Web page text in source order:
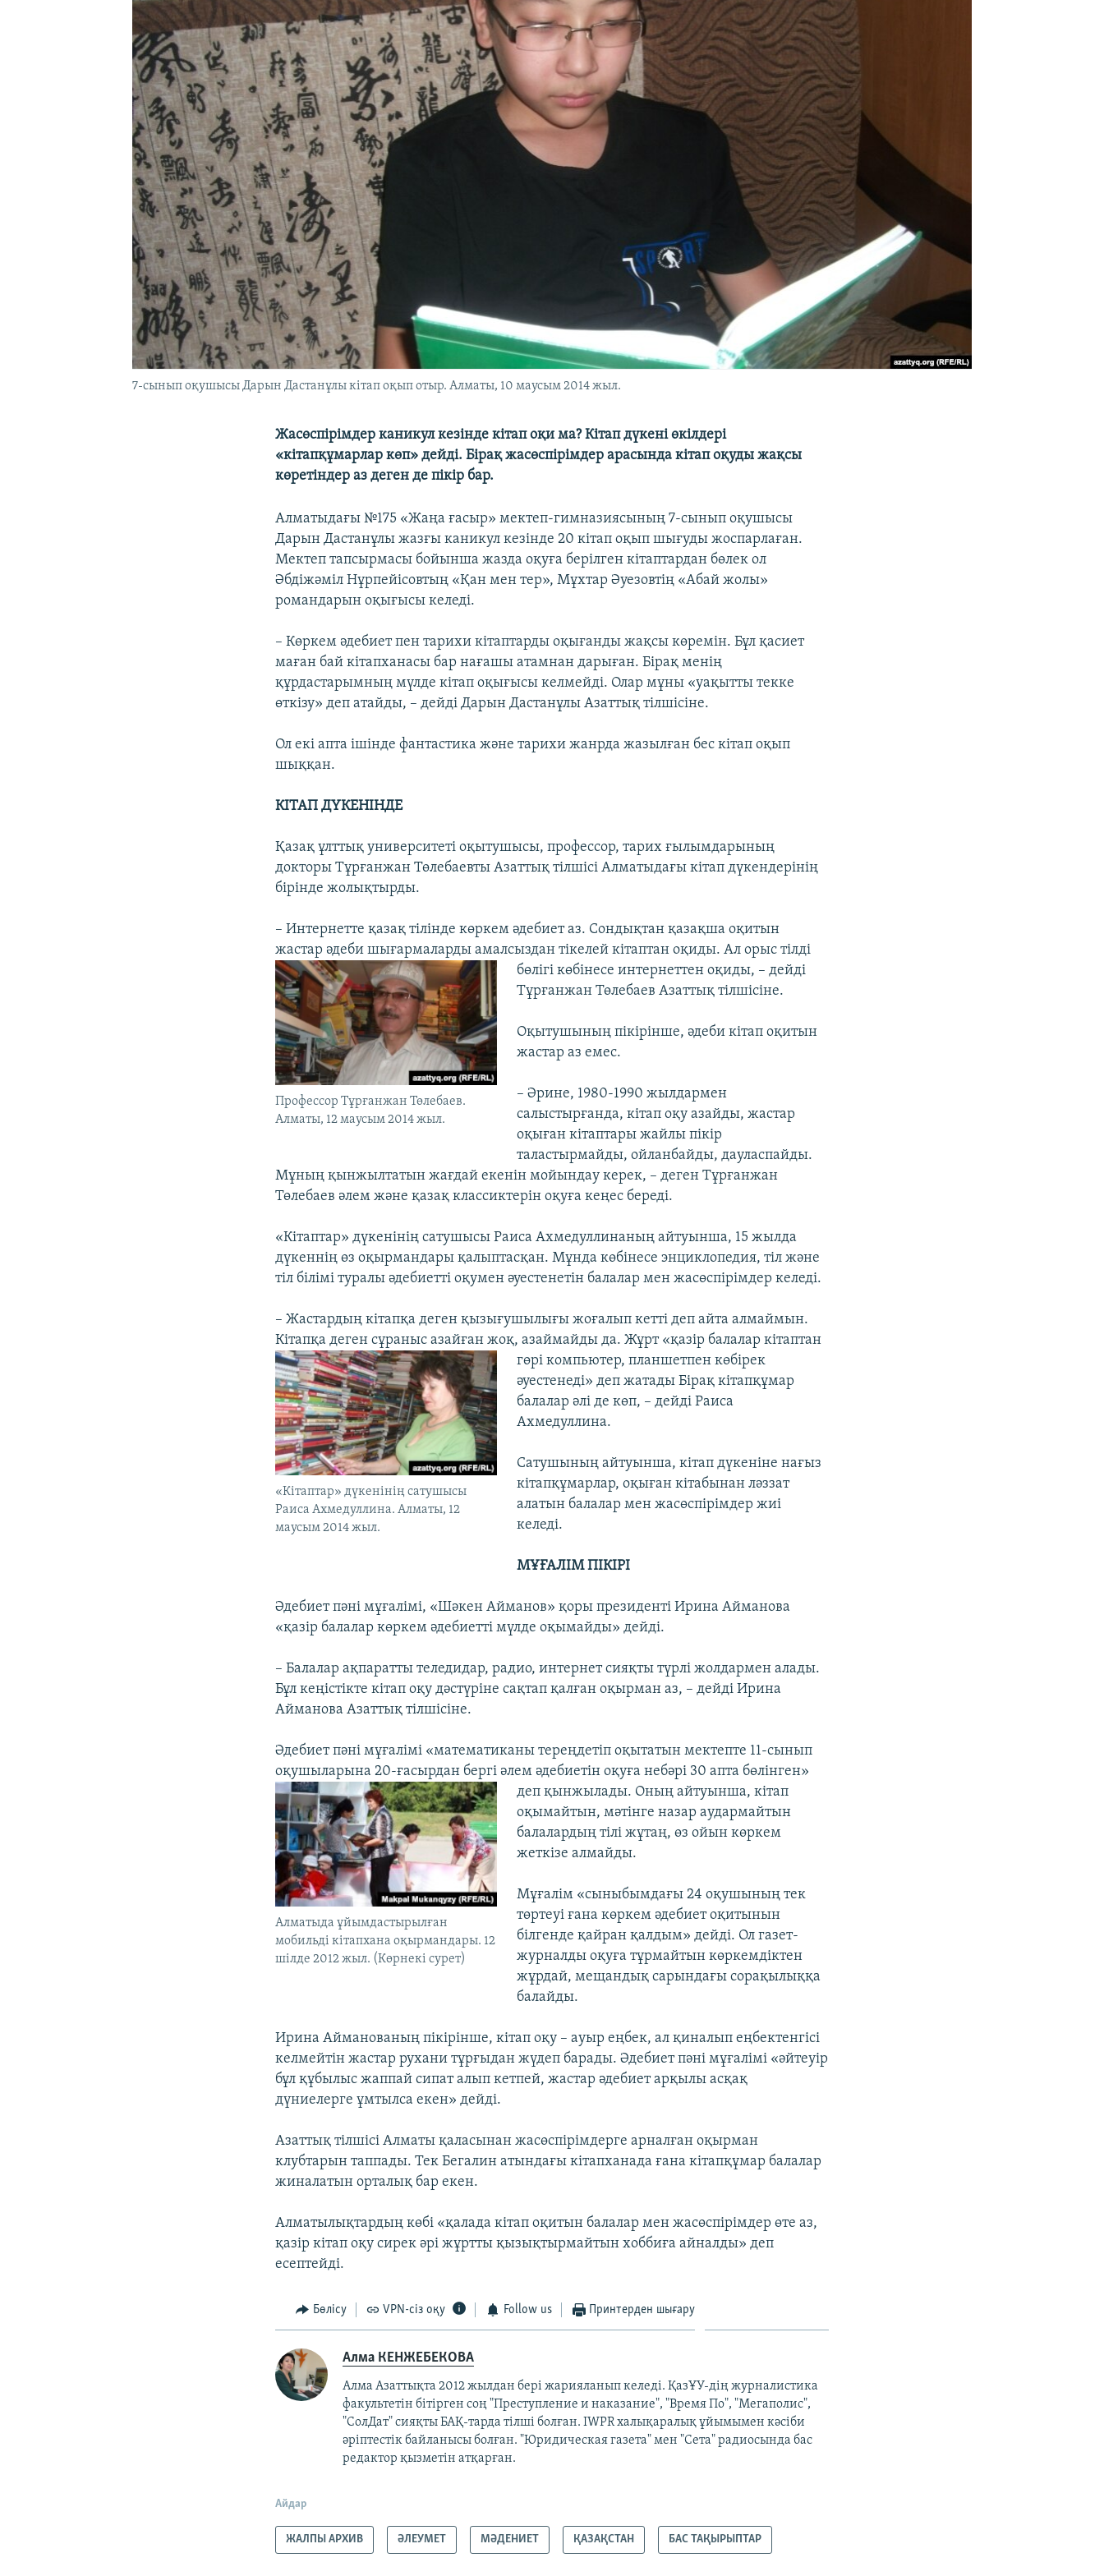
7-сынып оқушысы Дарын Дастанұлы кітап оқып отыр. Алматы, 10 маусым 2014 жыл.
Жасөспірімдер каникул кезінде кітап оқи ма? Кітап дүкені өкілдері
«кітапқұмарлар көп» дейді. Бірақ жасөспірімдер арасында кітап оқуды жақсы
көретіндер аз деген де пікір бар.
Алматыдағы №175 «Жаңа ғасыр» мектеп-гимназиясының 7-сынып оқушысы
Дарын Дастанұлы жазғы каникул кезінде 20 кітап оқып шығуды жоспарлаған.
Мектеп тапсырмасы бойынша жазда оқуға берілген кітаптардан бөлек ол
Әбдіжәміл Нұрпейісовтың «Қан мен тер», Мұхтар Әуезовтің «Абай жолы»
романдарын оқығысы келеді.
– Көркем әдебиет пен тарихи кітаптарды оқығанды жақсы көремін. Бұл қасиет
маған бай кітапханасы бар нағашы атамнан дарыған. Бірақ менің
құрдастарымның мүлде кітап оқығысы келмейді. Олар мұны «уақытты текке
өткізу» деп атайды, – дейді Дарын Дастанұлы Азаттық тілшісіне.
Ол екі апта ішінде фантастика және тарихи жанрда жазылған бес кітап оқып
шыққан.
КІТАП ДҮКЕНІНДЕ
Қазақ ұлттық университеті оқытушысы, профессор, тарих ғылымдарының
докторы Тұрғанжан Төлебаевты Азаттық тілшісі Алматыдағы кітап дүкендерінің
бірінде жолықтырды.
– Интернетте қазақ тілінде көркем әдебиет аз. Сондықтан қазақша оқитын
жастар әдеби шығармаларды амалсыздан тікелей кітаптан оқиды. Ал орыс тілді
бөлігі
Профессор Тұрғанжан Төлебаев.
Алматы, 12 маусым 2014 жыл.
көбінесе интернеттен оқиды, – дейді
Тұрғанжан Төлебаев Азаттық тілшісіне.
Оқытушының пікірінше, әдеби кітап оқитын
жастар аз емес.
– Әрине, 1980-1990 жылдармен
салыстырғанда, кітап оқу азайды, жастар
оқыған кітаптары жайлы пікір
таластырмайды, ойланбайды, дауласпайды.
Мұның қынжылтатын жағдай екенін мойындау керек, – деген Тұрғанжан
Төлебаев әлем және қазақ классиктерін оқуға кеңес береді.
«Кітаптар» дүкенінің сатушысы Раиса Ахмедуллинаның айтуынша, 15 жылда
дүкеннің өз оқырмандары қалыптасқан. Мұнда көбінесе энциклопедия, тіл және
тіл білімі туралы әдебиетті оқумен әуестенетін балалар мен жасөспірімдер келеді.
– Жастардың кітапқа деген қызығушылығы жоғалып кетті деп айта алмаймын.
Кітапқа деген сұраныс азайған жоқ, азаймайды да. Жұрт «қазір балалар кітаптан
«Кітаптар» дүкенінің сатушысы
Раиса Ахмедуллина. Алматы, 12
маусым 2014 жыл.
гөрі компьютер, планшетпен көбірек
әуестенеді» деп жатады Бірақ кітапқұмар
балалар әлі де көп, – дейді Раиса
Ахмедуллина.
Сатушының айтуынша, кітап дүкеніне нағыз
кітапқұмарлар, оқыған кітабынан ләззат
алатын балалар мен жасөспірімдер жиі
келеді.
МҰҒАЛІМ ПІКІРІ
Әдебиет пәні мұғалімі, «Шәкен Айманов» қоры президенті Ирина Айманова
«қазір балалар көркем әдебиетті мүлде оқымайды» дейді.
– Балалар ақпаратты теледидар, радио, интернет сияқты түрлі жолдармен алады.
Бұл кеңістікте кітап оқу дәстүріне сақтап қалған оқырман аз, – дейді Ирина
Айманова Азаттық тілшісіне.
Әдебиет пәні мұғалімі «математиканы тереңдетіп оқытатын мектепте 11-сынып
оқушыларына 20-ғасырдан бергі әлем әдебиетін оқуға небәрі 30 апта бөлінген»
Алматыда ұйымдастырылған
мобильді кітапхана оқырмандары. 12
шілде 2012 жыл. (Көрнекі сурет)
деп қынжылады. Оның айтуынша, кітап
оқымайтын, мәтінге назар аудармайтын
балалардың тілі жұтаң, өз ойын көркем
жеткізе алмайды.
Мұғалім «сыныбымдағы 24 оқушының тек
төртеуі ғана көркем әдебиет оқитынын
білгенде қайран қалдым» дейді. Ол газет-
журналды оқуға тұрмайтын көркемдіктен
жұрдай, мещандық сарындағы сорақылыққа
балайды.
Ирина Айманованың пікірінше, кітап оқу – ауыр еңбек, ал қиналып еңбектенгісі
келмейтін жастар рухани тұрғыдан жүдеп барады. Әдебиет пәні мұғалімі «әйтеуір
бұл құбылыс жаппай сипат алып кетпей, жастар әдебиет арқылы асқақ
дүниелерге ұмтылса екен» дейді.
Азаттық тілшісі Алматы қаласынан жасөспірімдерге арналған оқырман
клубтарын таппады. Тек Бегалин атындағы кітапханада ғана кітапқұмар балалар
жиналатын орталық бар екен.
Алматылықтардың көбі «қалада кітап оқитын балалар мен жасөспірімдер өте аз,
қазір кітап оқу сирек әрі жұртты қызықтырмайтын хоббиға айналды» деп
есептейді.
Бөлісу VPN-сіз оқу Follow us Принтерден шығару
Алма КЕНЖЕБЕКОВА
Алма Азаттықта 2012 жылдан бері жарияланып келеді. ҚазҰУ-дің журналистика
факультетін бітірген соң "Преступление и наказание", "Время По", "Мегаполис",
"СолДат" сияқты БАҚ-тарда тілші болған. IWPR халықаралық ұйымымен кәсіби
әріптестік байланысы болған. "Юридическая газета" мен "Сета" радиосында бас
редактор қызметін атқарған.​
Айдар
ЖАЛПЫ АРХИВ ӘЛЕУМЕТ МӘДЕНИЕТ ҚАЗАҚСТАН БАС ТАҚЫРЫПТАР